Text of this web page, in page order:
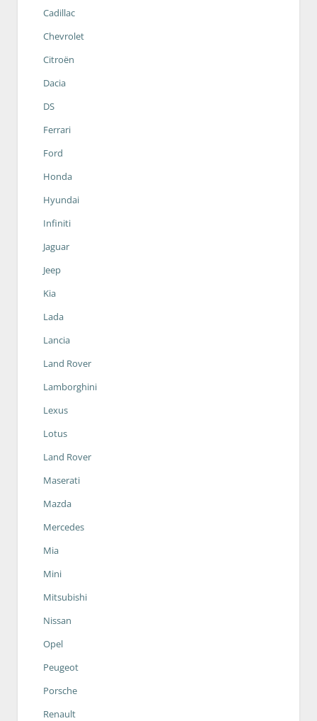
Cadillac
Chevrolet
Citroën
Dacia
DS
Ferrari
Ford
Honda
Hyundai
Infiniti
Jaguar
Jeep
Kia
Lada
Lancia
Land Rover
Lamborghini
Lexus
Lotus
Land Rover
Maserati
Mazda
Mercedes
Mia
Mini
Mitsubishi
Nissan
Opel
Peugeot
Porsche
Renault